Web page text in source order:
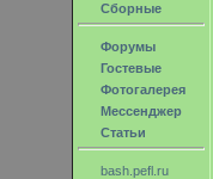
Сборные
Форумы
Гостевые
Фотогалерея
Мессенджер
Статьи
bash.pefl.ru